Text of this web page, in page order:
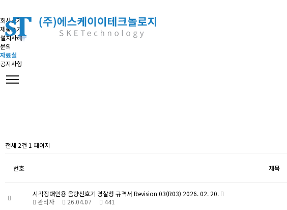
회사소개
제품소개
설치사례
문의
자료실
공지사항
전체 2건 1 페이지
번호 제목
시각장애인용 음향신호기 경찰청 규격서 Revision 03(R03) 2026. 02. 20.
관리자
26.04.07 441